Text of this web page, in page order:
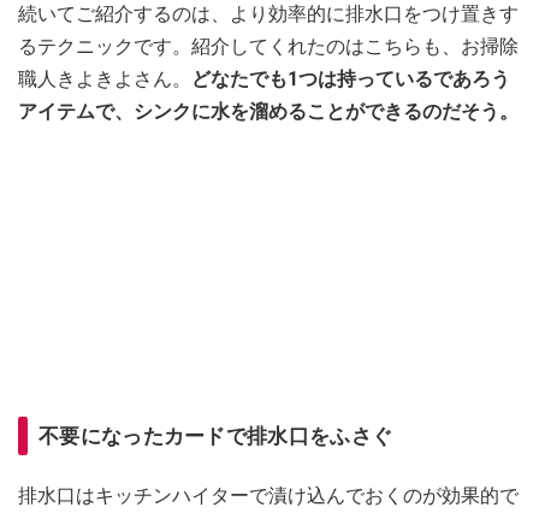
続いてご紹介するのは、より効率的に排水口をつけ置きす
るテクニックです。紹介してくれたのはこちらも、お掃除
職人きよきよさん。
どなたでも1つは持っているであろう
アイテムで、シンクに水を溜めることができるのだそう。
不要になったカードで排水口をふさぐ
排水口はキッチンハイターで漬け込んでおくのが効果的で